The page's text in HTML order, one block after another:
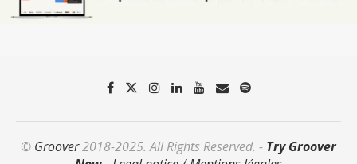
© Groover2018-2025. All Rights Reserved. - Try Groover